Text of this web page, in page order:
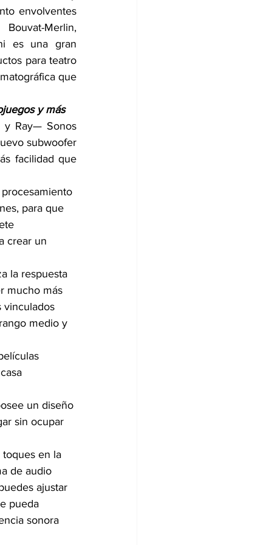
envolventes
Merlin,
es una gran
para teatro
que
y más
y Ray— Sonos
subwoofer
facilidad que
para que
crear un
la respuesta
mucho más
vinculados
medio y
un diseño
sin ocupar
en la
de audio
ajustar
pueda
sonora